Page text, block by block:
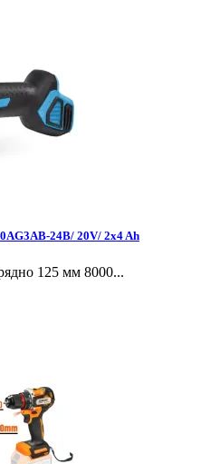
24B/ 20V/ 2x4 Ah
125 мм 8000...